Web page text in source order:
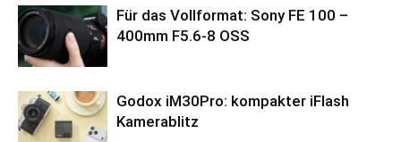
Für das Vollformat: Sony FE 100 –
400mm F5.6-8 OSS
Godox iM30Pro: kompakter iFlash
Kamerablitz